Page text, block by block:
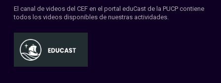
El canal de videos del CEF en el portal eduCast de la PUCP contiene
todos los videos disponibles de nuestras actividades.